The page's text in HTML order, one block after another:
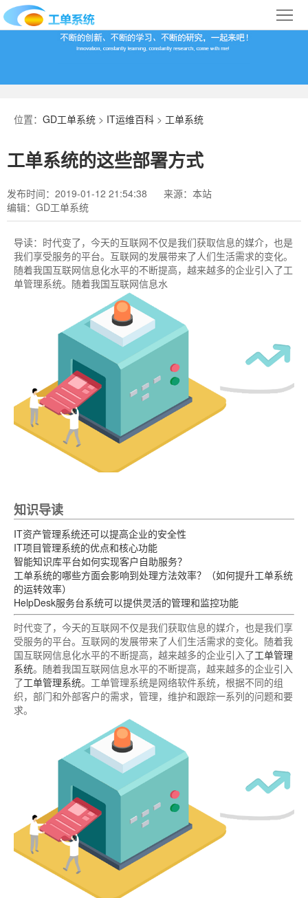
首
百
科
下
载
我
业
位置： GD工单系统 > IT运维百科 > 工单系统
工单系统的这些部署方式
发布时间：2019-01-12 21:54:38
来源：本站
编辑：GD工单系统
导读： 时代变了，今天的互联网不仅是我们获取信息的媒介，也是
我们享受服务的平台。互联网的发展带来了人们生活需求的变化。
随着我国互联网信息化水平的不断提高，越来越多的企业引入了工
单管理系统。随着我国互联网信息水
知识导读
IT资产管理系统还可以提高企业的安全性
IT项目管理系统的优点和核心功能
智能知识库平台如何实现客户自助服务？
工单系统的哪些方面会影响到处理方法效率？（如何提升工单系统
的运转效率）
HelpDesk服务台系统可以提供灵活的管理和监控功能
时代变了，今天的互联网不仅是我们获取信息的媒介，也是我们享
受服务的平台。互联网的发展带来了人们生活需求的变化。随着我
国互联网信息化水平的不断提高，越来越多的企业引入了工单管理
系统。随着我国互联网信息水平的不断提高，越来越多的企业引入
了工单管理系统。工单管理系统是网络软件系统，根据不同的组
织，部门和外部客户的需求，管理，维护和跟踪一系列的问题和要
求。